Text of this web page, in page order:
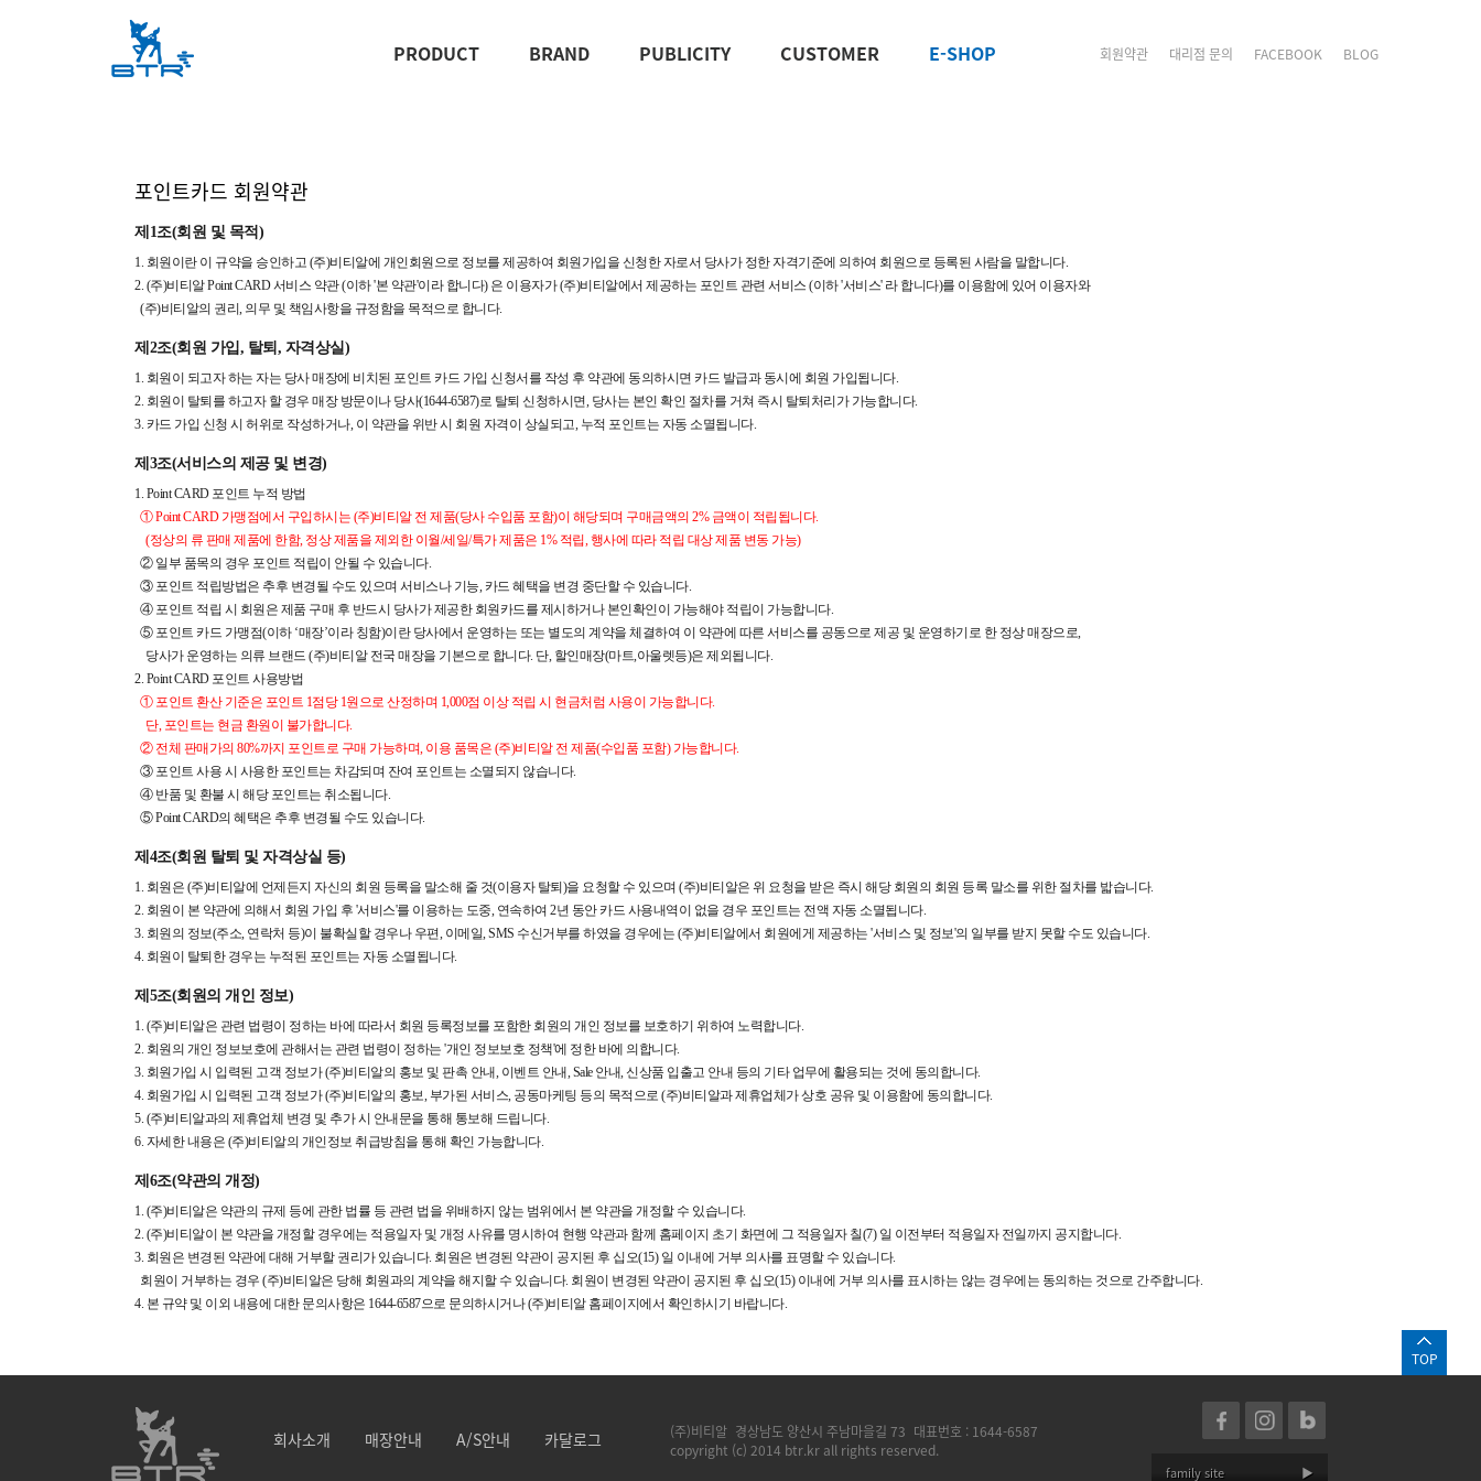
PRODUCT BRAND PUBLICITY CUSTOMER E-SHOP 회원약관 대리점 문의 FACEBOOK BLOG
포인트카드 회원약관
제1조(회원 및 목적)
1. 회원이란 이 규약을 승인하고 (주)비티알에 개인회원으로 정보를 제공하여 회원가입을 신청한 자로서 당사가 정한 자격기준에 의하여 회원으로 등록된 사람을 말합니다.
2. (주)비티알 Point CARD 서비스 약관 (이하 '본 약관'이라 합니다) 은 이용자가 (주)비티알에서 제공하는 포인트 관련 서비스 (이하 '서비스' 라 합니다)를 이용함에 있어 이용자와
(주)비티알의 권리, 의무 및 책임사항을 규정함을 목적으로 합니다.
제2조(회원 가입, 탈퇴, 자격상실)
1. 회원이 되고자 하는 자는 당사 매장에 비치된 포인트 카드 가입 신청서를 작성 후 약관에 동의하시면 카드 발급과 동시에 회원 가입됩니다.
2. 회원이 탈퇴를 하고자 할 경우 매장 방문이나 당사(1644-6587)로 탈퇴 신청하시면, 당사는 본인 확인 절차를 거쳐 즉시 탈퇴처리가 가능합니다.
3. 카드 가입 신청 시 허위로 작성하거나, 이 약관을 위반 시 회원 자격이 상실되고, 누적 포인트는 자동 소멸됩니다.
제3조(서비스의 제공 및 변경)
1. Point CARD 포인트 누적 방법
① Point CARD 가맹점에서 구입하시는 (주)비티알 전 제품(당사 수입품 포함)이 해당되며 구매금액의 2% 금액이 적립됩니다.
(정상의 류 판매 제품에 한함, 정상 제품을 제외한 이월/세일/특가 제품은 1% 적립, 행사에 따라 적립 대상 제품 변동 가능)
② 일부 품목의 경우 포인트 적립이 안될 수 있습니다.
③ 포인트 적립방법은 추후 변경될 수도 있으며 서비스나 기능, 카드 혜택을 변경 중단할 수 있습니다.
④ 포인트 적립 시 회원은 제품 구매 후 반드시 당사가 제공한 회원카드를 제시하거나 본인확인이 가능해야 적립이 가능합니다.
⑤ 포인트 카드 가맹점(이하 ‘매장’이라 칭함)이란 당사에서 운영하는 또는 별도의 계약을 체결하여 이 약관에 따른 서비스를 공동으로 제공 및 운영하기로 한 정상 매장으로,
당사가 운영하는 의류 브랜드 (주)비티알 전국 매장을 기본으로 합니다. 단, 할인매장(마트,아울렛등)은 제외됩니다.
2. Point CARD 포인트 사용방법
① 포인트 환산 기준은 포인트 1점당 1원으로 산정하며 1,000점 이상 적립 시 현금처럼 사용이 가능합니다.
단, 포인트는 현금 환원이 불가합니다.
② 전체 판매가의 80%까지 포인트로 구매 가능하며, 이용 품목은 (주)비티알 전 제품(수입품 포함) 가능합니다.
③ 포인트 사용 시 사용한 포인트는 차감되며 잔여 포인트는 소멸되지 않습니다.
④ 반품 및 환불 시 해당 포인트는 취소됩니다.
⑤ Point CARD의 혜택은 추후 변경될 수도 있습니다.
제4조(회원 탈퇴 및 자격상실 등)
1. 회원은 (주)비티알에 언제든지 자신의 회원 등록을 말소해 줄 것(이용자 탈퇴)을 요청할 수 있으며 (주)비티알은 위 요청을 받은 즉시 해당 회원의 회원 등록 말소를 위한 절차를 밟습니다.
2. 회원이 본 약관에 의해서 회원 가입 후 '서비스'를 이용하는 도중, 연속하여 2년 동안 카드 사용내역이 없을 경우 포인트는 전액 자동 소멸됩니다.
3. 회원의 정보(주소, 연락처 등)이 불확실할 경우나 우편, 이메일, SMS 수신거부를 하였을 경우에는 (주)비티알에서 회원에게 제공하는 '서비스 및 정보'의 일부를 받지 못할 수도 있습니다.
4. 회원이 탈퇴한 경우는 누적된 포인트는 자동 소멸됩니다.
제5조(회원의 개인 정보)
1. (주)비티알은 관련 법령이 정하는 바에 따라서 회원 등록정보를 포함한 회원의 개인 정보를 보호하기 위하여 노력합니다.
2. 회원의 개인 정보보호에 관해서는 관련 법령이 정하는 '개인 정보보호 정책'에 정한 바에 의합니다.
3. 회원가입 시 입력된 고객 정보가 (주)비티알의 홍보 및 판촉 안내, 이벤트 안내, Sale 안내, 신상품 입출고 안내 등의 기타 업무에 활용되는 것에 동의합니다.
4. 회원가입 시 입력된 고객 정보가 (주)비티알의 홍보, 부가된 서비스, 공동마케팅 등의 목적으로 (주)비티알과 제휴업체가 상호 공유 및 이용함에 동의합니다.
5. (주)비티알과의 제휴업체 변경 및 추가 시 안내문을 통해 통보해 드립니다.
6. 자세한 내용은 (주)비티알의 개인정보 취급방침을 통해 확인 가능합니다.
제6조(약관의 개정)
1. (주)비티알은 약관의 규제 등에 관한 법률 등 관련 법을 위배하지 않는 범위에서 본 약관을 개정할 수 있습니다.
2. (주)비티알이 본 약관을 개정할 경우에는 적용일자 및 개정 사유를 명시하여 현행 약관과 함께 홈페이지 초기 화면에 그 적용일자 칠(7) 일 이전부터 적용일자 전일까지 공지합니다.
3. 회원은 변경된 약관에 대해 거부할 권리가 있습니다. 회원은 변경된 약관이 공지된 후 십오(15) 일 이내에 거부 의사를 표명할 수 있습니다.
회원이 거부하는 경우 (주)비티알은 당해 회원과의 계약을 해지할 수 있습니다. 회원이 변경된 약관이 공지된 후 십오(15) 이내에 거부 의사를 표시하는 않는 경우에는 동의하는 것으로 간주합니다.
4. 본 규약 및 이외 내용에 대한 문의사항은 1644-6587으로 문의하시거나 (주)비티알 홈페이지에서 확인하시기 바랍니다.
TOP
회사소개 매장안내 A/S안내 카달로그 (주)비티알 경상남도 양산시 주남마을길 73 대표번호 : 1644-6587
copyright (c) 2014 btr.kr all rights reserved.
family site ▶